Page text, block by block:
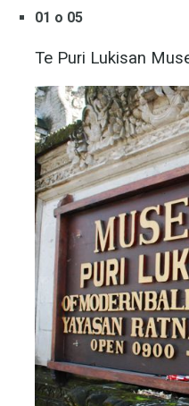
01 o 05
Te Puri Lukisan